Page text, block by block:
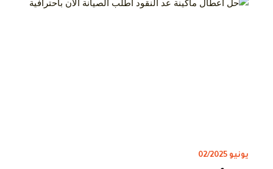
يونيو 02/2025